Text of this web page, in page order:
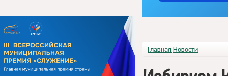
Главная Новости